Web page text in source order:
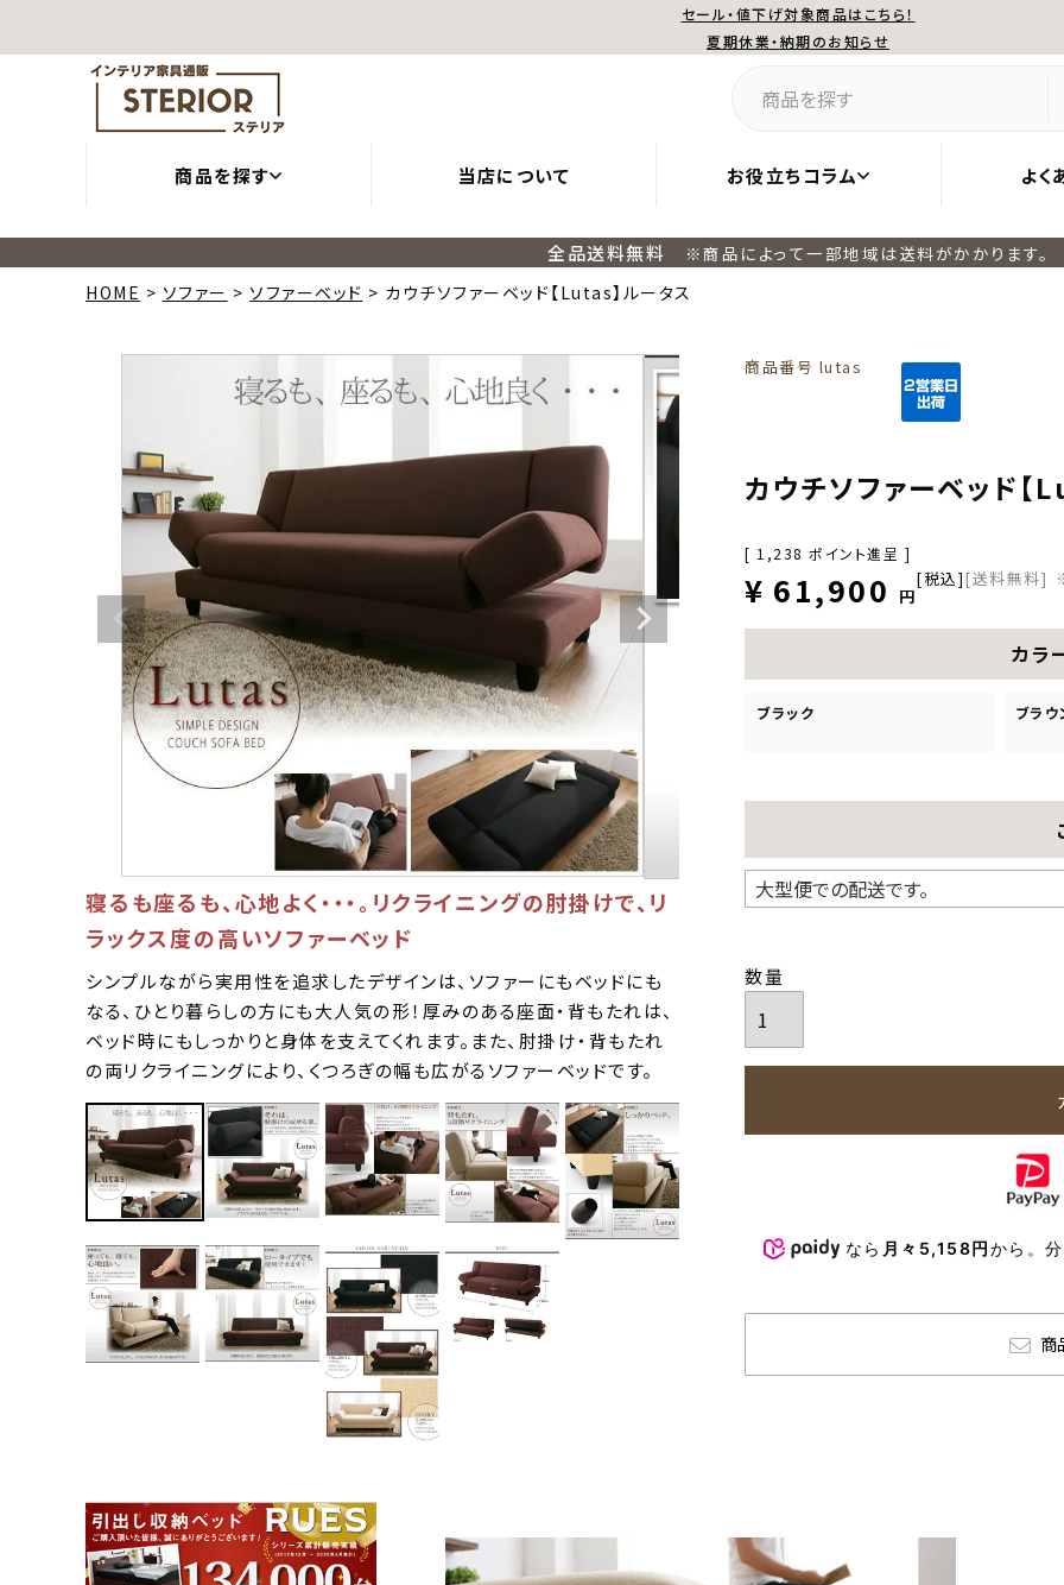
セール・値下げ対象商品はこちら！
夏期休業・納期のお知らせ
商品を探す 当店について お役立ちコラム よく
全品送料無料
※商品によって一部地域は送料がかかります。
HOME
ソファー ソファーベッド カウチソファーベッド【Lutas】ルータス
寝るも座るも、心地よく・・・。リクライニングの肘掛けで、リ
ラックス度の高いソファーベッド
シンプルながら実用性を追求したデザインは、ソファーにもベッドにも
なる、ひとり暮らしの方にも大人気の形！厚みのある座面・背もたれは、
ベッド時にもしっかりと身体を支えてくれます。また、肘掛け・背もたれ
の両リクライニングにより、くつろぎの幅も広がるソファーベッドです。
商品番号 lutas
カウチソファーベッド【
[ 1,238 ポイント進呈 ]
¥ 61,900 税込 [送料無料]
カラ
ブラック ブラウ
なら 月々5,158円から。
商